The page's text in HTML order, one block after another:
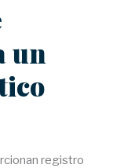
un
registro